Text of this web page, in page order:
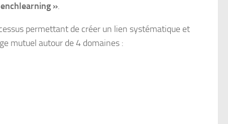
».
permettant de créer un lien systématique et
mutuel autour de 4 domaines :